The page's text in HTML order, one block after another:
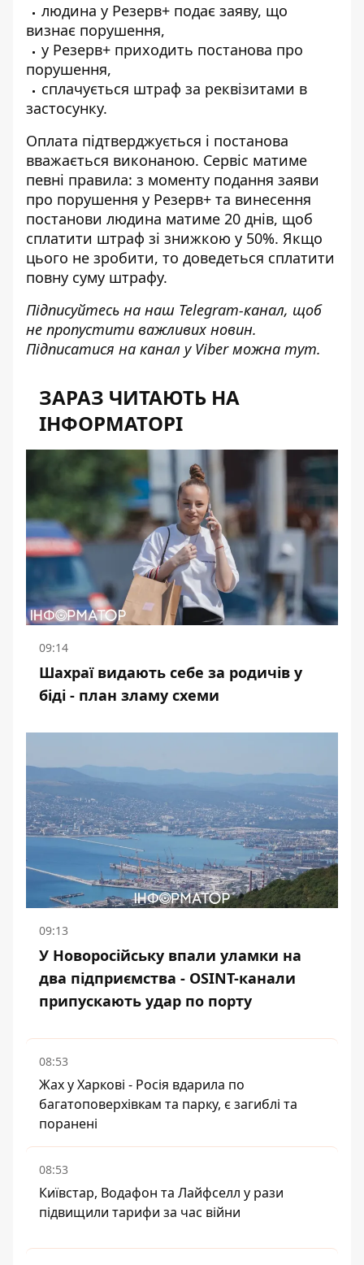
людина у Резерв+ подає заяву, що
визнає порушення,
у Резерв+ приходить постанова про
порушення,
сплачується штраф за реквізитами в
застосунку.
Оплата підтверджується і постанова
вважається виконаною. Сервіс матиме
певні правила: з моменту подання заяви
про порушення у Резерв+ та винесення
постанови людина матиме 20 днів, щоб
сплатити штраф зі знижкою у 50%. Якщо
цього не зробити, то доведеться сплатити
повну суму штрафу.
Підписуйтесь на наш Telegram-канал, щоб
не пропустити важливих новин.
Підписатися на канал у Viber можна тут.
ЗАРАЗ ЧИТАЮТЬ НА
ІНФОРМАТОРІ
09:14
Шахраї видають себе за родичів у
біді - план зламу схеми
09:13
У Новоросійську впали уламки на
два підприємства - OSINT-канали
припускають удар по порту
08:53
Жах у Харкові - Росія вдарила по
багатоповерхівкам та парку, є загиблі та
поранені
08:53
Київстар, Водафон та Лайфселл у рази
підвищили тарифи за час війни